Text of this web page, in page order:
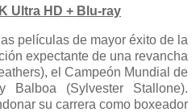
Ultra HD + Blu-ray
películas de mayor éxito de la
expectante de una revancha
el Campeón Mundial de
Balboa (Sylvester Stallone).
su carrera como boxeador